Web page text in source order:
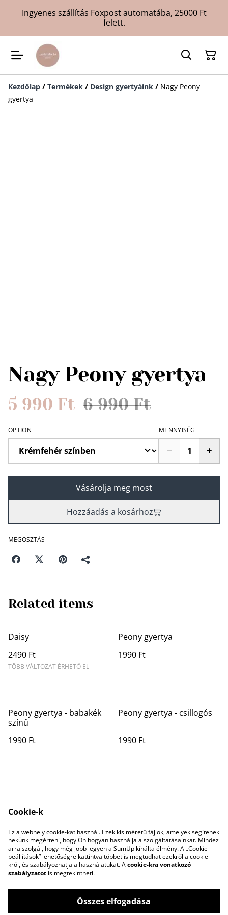
Ingyenes szállítás Foxpost automatába, 25000 Ft
felett.
Kezdőlap / Termékek / Design gyertyáink / Nagy Peony
gyertya
Nagy Peony gyertya
5 990 Ft 6 990 Ft
OPTION MENNYISÉG
Vásárolja meg most
Hozzáadás a kosárhoz
MEGOSZTÁS
Related items
Daisy
2490 Ft
TÖBB VÁLTOZAT ÉRHETŐ EL
Peony gyertya
1990 Ft
Peony gyertya - babakék
színű
1990 Ft
Peony gyertya - csillogós
1990 Ft
Contact Us
Legal Terms
Privacy Policy
Cookie Policy
Cookie-k
Ez a webhely cookie-kat használ. Ezek kis méretű fájlok, amelyek segítenek
nekünk megérteni, hogy Ön hogyan használja a szolgáltatásainkat. Mindez
arra szolgál, hogy még jobb legyen a SumUp kínálta élmény. A „Cookie-
beállítások” lehetőségre kattintva többet is megtudhat ezekről a cookie-
król, és szabályozhatja a használatukat. Acookie-kra vonatkozó
szabályzatot is megtekintheti.
Összes elfogadása